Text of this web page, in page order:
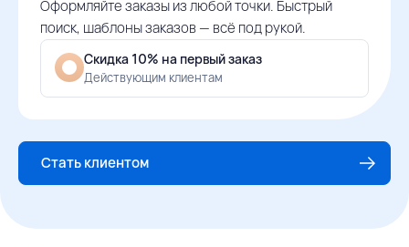
Оформляйте заказы из любой точки. Быстрый
поиск, шаблоны заказов — всё под рукой.
Скидка 10% на первый заказ
Действующим клиентам
Стать клиентом